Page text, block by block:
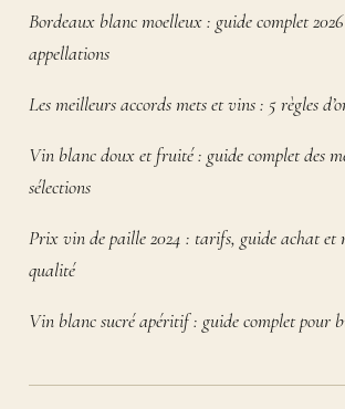
Bordeaux blanc moelleux : guide complet
appellations
Les meilleurs accords mets et vins : 5 règles
Vin blanc doux et fruité : guide complet des
sélections
Prix vin de paille 2024 : tarifs, guide achat et
qualité
Vin blanc sucré apéritif : guide complet pour